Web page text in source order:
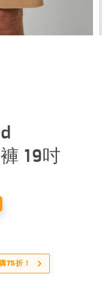
19吋
75折！